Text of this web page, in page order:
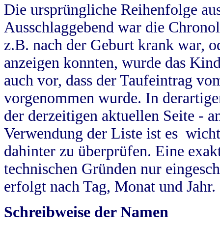
Die ursprüngliche Reihenfolge
Ausschlaggebend war die
z.B. nach der Geburt krank war,
anzeigen konnten, wurde das
auch vor, dass der Taufeintrag
vorgenommen wurde. In
der derzeitigen aktuellen Seite -
Verwendung der Liste ist es
dahinter zu überprüfen. Eine
technischen Gründen nur
erfolgt nach Tag, Monat und Jahr.
Schreibweise der Namen